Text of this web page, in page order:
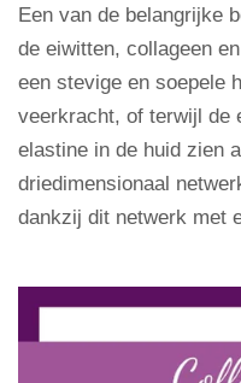
Een van de belangrijke
de eiwitten, collageen
een stevige en soepele
veerkracht, of terwijl de
elastine in de huid zien
driedimensionaal
dankzij dit netwerk met